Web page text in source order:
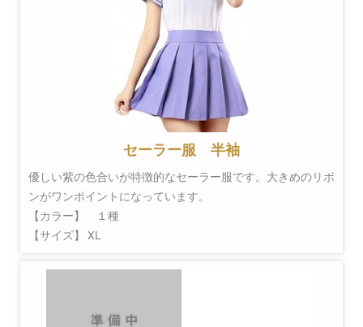
セーラー服 半袖
優しい紫の色合いが特徴的なセーラー服です。大きめのリボ
ンがワンポイントになっています。
【カラー】 １種
【サイズ】 XL